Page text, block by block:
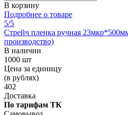
В корзину
Подробнее о товаре
5/5
Стрейч пленка ручная
производство)
В наличии
1000 шт
Цена за единицу
(в рублях)
402
Доставка
По тарифам ТК